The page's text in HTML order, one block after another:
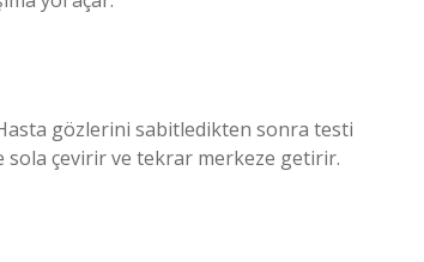
gözlerini sabitledikten sonra testi
sola çevirir ve tekrar merkeze getirir.